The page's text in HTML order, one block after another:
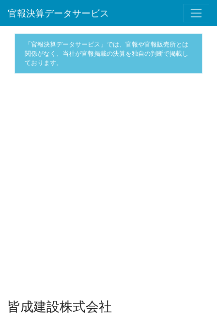
官報決算データサービス
「官報決算データサービス」では、官報や官報販売所とは
関係がなく、当社が官報掲載の決算を独自の判断で掲載し
ております。
皆成建設株式会社